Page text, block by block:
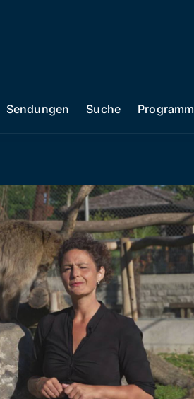
Sendungen Suche Programm